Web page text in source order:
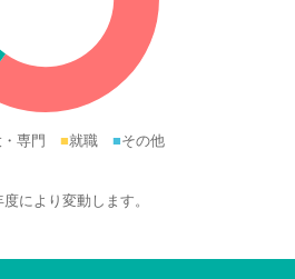
専門 ■就職 ■その他
により変動します。